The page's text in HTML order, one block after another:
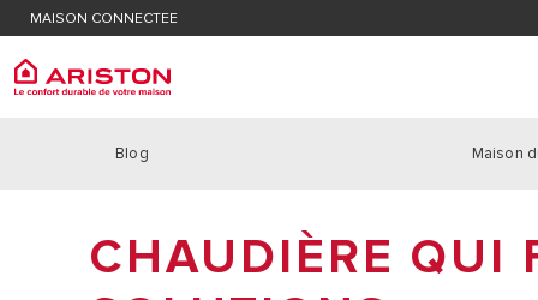
MAISON CONNECTEE
Trouver un technicien SAV Avis
Avis important : chauffe-eau électrique
ARISTON GROUP
LE GROUPE
PRODUITS | CATEGORIES
CHAUFFAGE
Blog Maison
CHAUDIÈRE QUI